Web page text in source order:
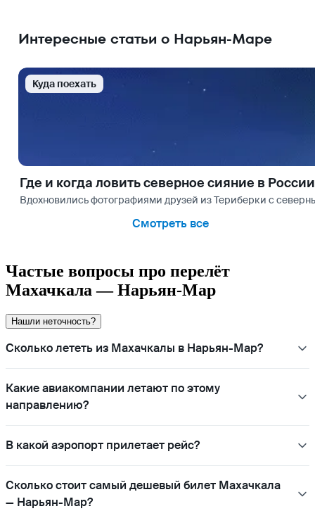
Интересные статьи о Нарьян-Маре
Куда поехать
Где и когда ловить северное сияние в
Вдохновились фотографиями друзей из Териберки с
Смотреть все
Частые вопросы про перелёт
Махачкала — Нарьян-Мар
Нашли неточность?
Сколько лететь из Махачкалы в Нарьян-Мар?
Какие авиакомпании летают по этому
направлению?
В какой аэропорт прилетает рейс?
Сколько стоит самый дешевый билет Махачкала
— Нарьян-Мар?